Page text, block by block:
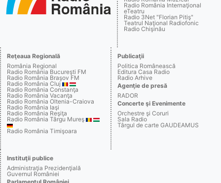
Radio România Internaţional
eTeatru
Radio 3Net "Florian Pitiş"
Teatrul Naţional Radiofonic
Radio Chişinău
Reţeaua Regională
România Regional
Radio România Bucureşti FM
Radio România Braşov FM
Radio România Cluj
Radio România Constanţa
Radio România Vacanţa
Radio România Oltenia-Craiova
Radio România Iaşi
Radio România Reşiţa
Radio România Târgu Mureş
Radio România Timişoara
Publicaţii
Politica Românească
Editura Casa Radio
Radio Arhive
Agenţie de presă
RADOR
Concerte şi Evenimente
Orchestre şi Coruri
Sala Radio
Târgul de carte GAUDEAMUS
Instituţii publice
Administraţia Prezidenţială
Guvernul României